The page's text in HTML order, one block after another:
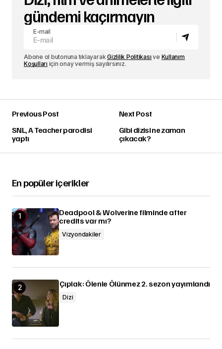
gündemi kaçırmayın
E-mail
Abone ol butonuna tıklayarakGizlilik Politikası ve Kullanım
Koşulları için onay vermiş sayılırsınız.
Previous Post
SNL, A Teacher parodisi
yaptı
Next Post
Gibi dizisi ne zaman
çıkacak?
En popüler içerikler
Deadpool & Wolverine filminde after
credits var mı?
Vizyondakiler
Çıplak: Ölenle Ölünmez 2. sezon yayımlandı
Dizi